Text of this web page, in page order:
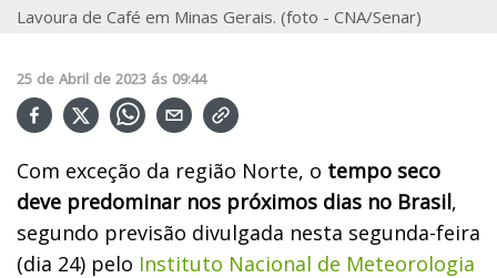
Lavoura de Café em Minas Gerais. (foto - CNA/Senar)
25 de Abril de 2023 ás 09:44
Com exceção da região Norte, o tempo seco
deve predominar nos próximos dias no Brasil,
segundo previsão divulgada nesta segunda-feira
(dia 24) pelo Instituto Nacional de Meteorologia